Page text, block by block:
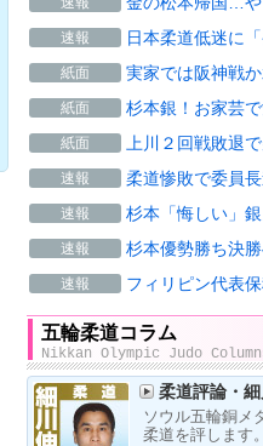
速報 日本柔道低迷に
紙面 実家では阪神戦
紙面 杉本銀！お家芸
紙面 上川２回戦敗退
速報 柔道惨敗で委員
速報 杉本「悔しい」
速報 杉本優勢勝ち決
速報 フィリピン代表
五輪柔道コラム
Nikkan Olympic Judo
柔道評論・
ソウル五輪銅メ
柔道を評します。